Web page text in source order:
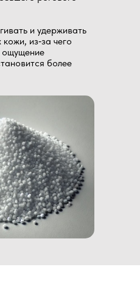
и удерживать
из‑за чего
ощущение
более